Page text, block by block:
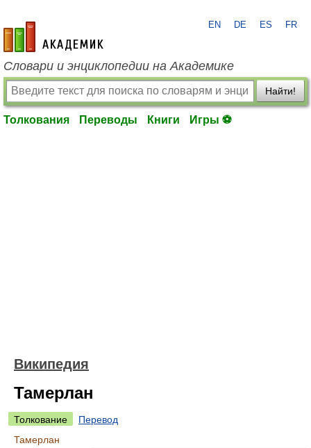
academic.ru
EN DE ES FR
Словари и энциклопедии на Академике
Найти!
Толкования Переводы Книги Игры ⚽
Википедия
Тамерлан
Толкование
Перевод
Тамерлан